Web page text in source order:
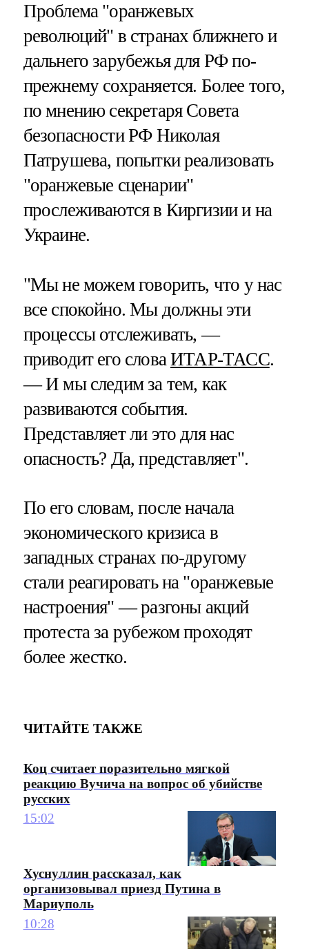
Проблема "оранжевых
революций" в странах ближнего и
дальнего зарубежья для РФ по-
прежнему сохраняется. Более того,
по мнению секретаря Совета
безопасности РФ Николая
Патрушева, попытки реализовать
"оранжевые сценарии"
прослеживаются в Киргизии и на
Украине.
"Мы не можем говорить, что у нас
все спокойно. Мы должны эти
процессы отслеживать, —
приводит его словаИТАР-ТАСС.
— И мы следим за тем, как
развиваются события.
Представляет ли это для нас
опасность? Да, представляет".
По его словам, после начала
экономического кризиса в
западных странах по-другому
стали реагировать на "оранжевые
настроения" — разгоны акций
протеста за рубежом проходят
более жестко.
ЧИТАЙТЕ ТАКЖЕ
Коц считает поразительно мягкой
реакцию Вучича на вопрос об убийстве
русских
15:02
Хуснуллин рассказал, как
организовывал приезд Путина в
Мариуполь
10:28